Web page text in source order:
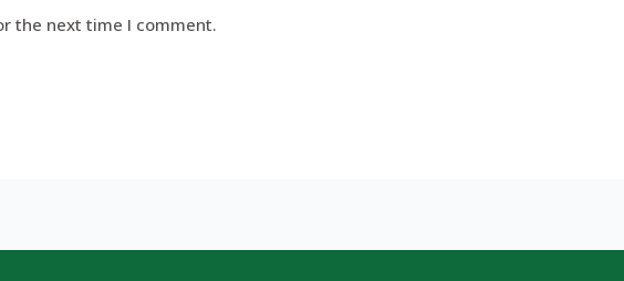
the next time I comment.